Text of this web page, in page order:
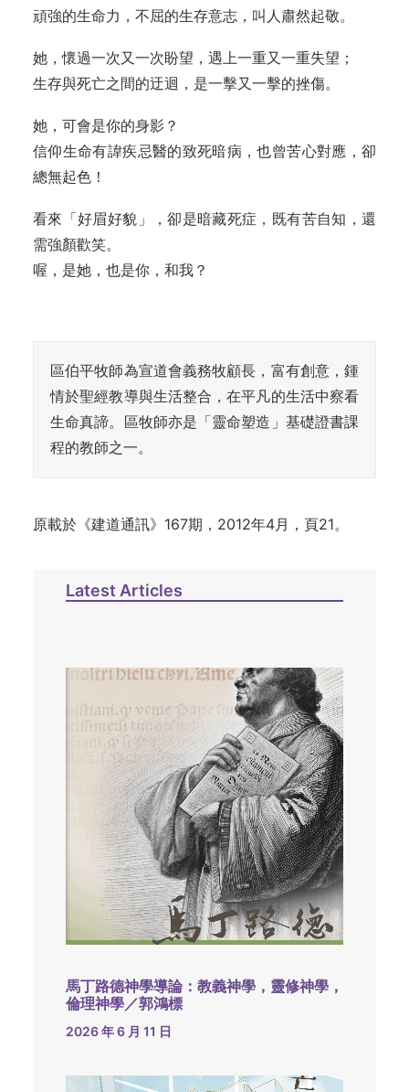
頑強的生命力，不屈的生存意志，叫人肅然起敬。
她，懷過一次又一次盼望，遇上一重又一重失望；
生存與死亡之間的迂迴，是一擊又一擊的挫傷。
她，可會是你的身影？
信仰生命有諱疾忌醫的致死暗病，也曾苦心對應，卻
總無起色！
看來「好眉好貌」，卻是暗藏死症，既有苦自知，還
需強顏歡笑。
喔，是她，也是你，和我？
區伯平牧師為宣道會義務牧顧長，富有創意，鍾
情於聖經教導與生活整合，在平凡的生活中察看
生命真諦。區牧師亦是「靈命塑造」基礎證書課
程的教師之一。
原載於《建道通訊》167期，2012年4月，頁21。
Latest Articles
馬丁路德神學導論：教義神學，靈修神學，
倫理神學／郭鴻標
2026 年 6 月 11 日